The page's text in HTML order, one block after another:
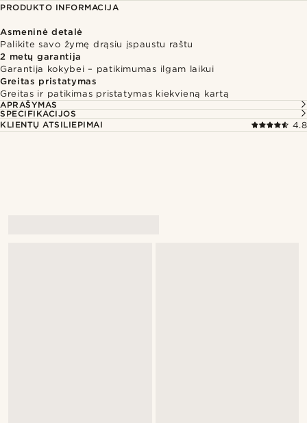
PRODUKTO INFORMACIJA
Asmeninė detalė
Palikite savo žymę drąsiu įspaustu raštu
2 metų garantija
Garantija kokybei – patikimumas ilgam laikui
Greitas pristatymas
Greitas ir patikimas pristatymas kiekvieną kartą
APRAŠYMAS
SPECIFIKACIJOS
KLIENTŲ ATSILIEPIMAI
4.8